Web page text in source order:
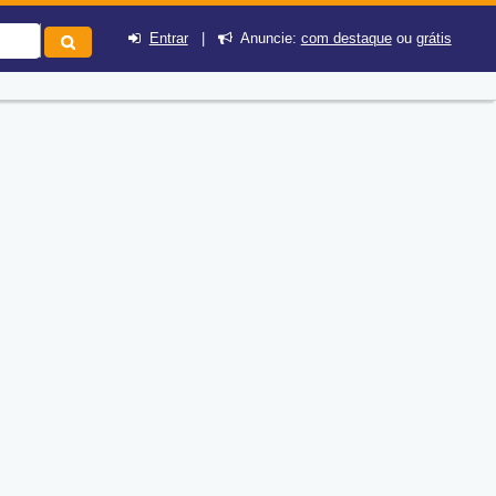
Entrar| Anuncie: com destaqueou grátis